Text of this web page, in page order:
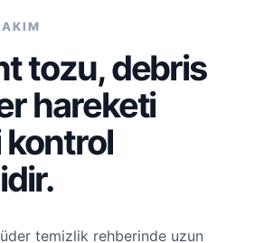
tozu, debris
hareketi
kontrol
temizlik rehberinde uzun